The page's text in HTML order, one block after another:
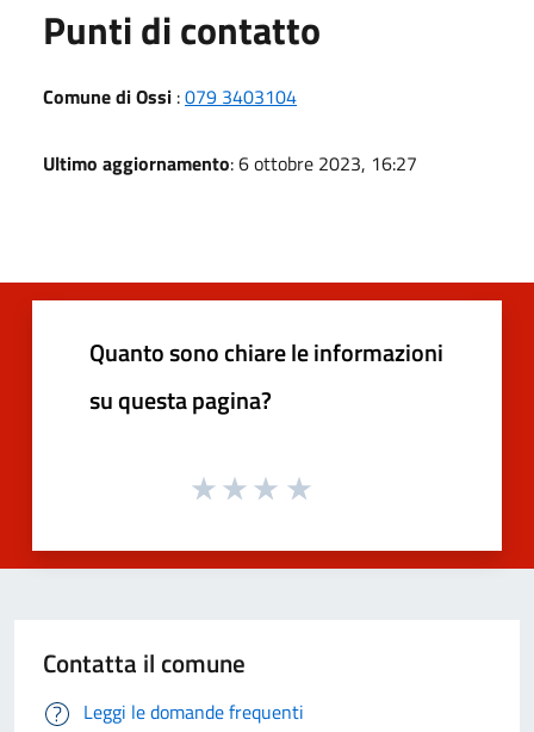
Punti di contatto
Comune di Ossi :079 3403104
Ultimo aggiornamento: 6 ottobre 2023, 16:27
Quanto sono chiare le informazioni
su questa pagina?
Contatta il comune
Leggi le domande frequenti